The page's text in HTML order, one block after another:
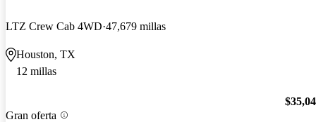
LTZ Crew Cab 4WD 47,679 millas
Houston, TX
12 millas
Gran oferta